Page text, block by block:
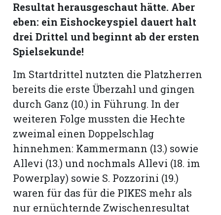
Resultat herausgeschaut hätte. Aber
eben: ein Eishockeyspiel dauert halt
drei Drittel und beginnt ab der ersten
Spielsekunde!
Im Startdrittel nutzten die Platzherren
bereits die erste Überzahl und gingen
durch Ganz (10.) in Führung. In der
weiteren Folge mussten die Hechte
zweimal einen Doppelschlag
hinnehmen: Kammermann (13.) sowie
Allevi (13.) und nochmals Allevi (18. im
Powerplay) sowie S. Pozzorini (19.)
waren für das für die PIKES mehr als
nur ernüchternde Zwischenresultat